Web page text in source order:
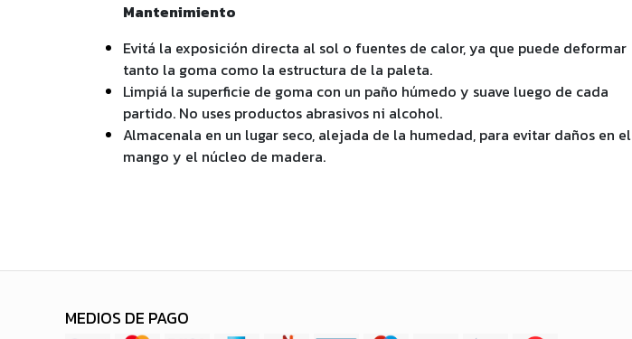
Mantenimiento
Evitá la exposición directa al sol o fuentes de calor, ya que puede deformar
tanto la goma como la estructura de la paleta.
Limpiá la superficie de goma con un paño húmedo y suave luego de cada
partido. No uses productos abrasivos ni alcohol.
Almacenala en un lugar seco, alejada de la humedad, para evitar daños en el
mango y el núcleo de madera.
MEDIOS DE PAGO